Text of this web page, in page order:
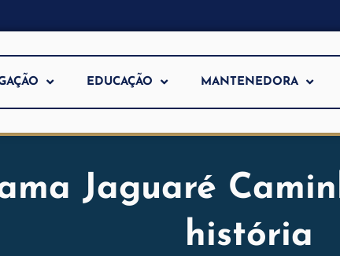
EDUCAÇÃO MANTENEDORA
Jaguaré
história